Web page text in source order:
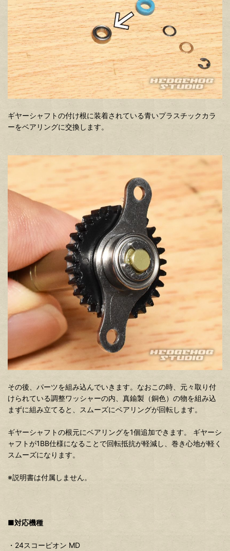
ギヤーシャフトの付け根に装着されている青いプラスチックカラ
ーをベアリングに交換します。
その後、パーツを組み込んでいきます。なおこの時、元々取り付
けられている調整ワッシャーの内、真鍮製（銅色）の物を組み込
まずに組み立てると、スムーズにベアリングが回転します。
ギヤーシャフトの根元にベアリングを1個追加できます。 ギヤーシ
ャフトが1BB仕様になることで回転抵抗が軽減し、巻き心地が軽く
スムーズになります。
※説明書は付属しません。
■対応機種
・24スコーピオン MD